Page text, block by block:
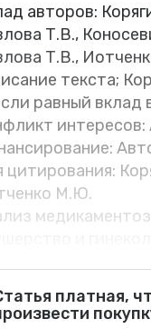
авторов:
Т.В.,
Т.В.,
текста;
равный вклад
цитирования:
М.Ю.
сходная с
платная,